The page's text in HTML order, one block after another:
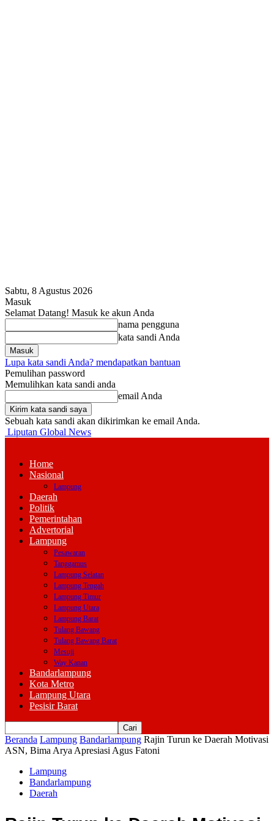
Sabtu, 8 Agustus 2026
Masuk
Selamat Datang! Masuk ke akun Anda
nama pengguna
kata sandi Anda
Lupa kata sandi Anda? mendapatkan bantuan
Pemulihan password
Memulihkan kata sandi anda
email Anda
Sebuah kata sandi akan dikirimkan ke email Anda.
Liputan Global News
Home
Nasional
Lampung
Daerah
Politik
Pemerintahan
Advertorial
Lampung
Pesawaran
Tanggamus
Lampung Selatan
Lampung Tengah
Lampung Timur
Lampung Utara
Lampung Barat
Tulang Bawang
Tulang Bawang Barat
Mesuji
Way Kanan
Bandarlampung
Kota Metro
Lampung Utara
Pesisir Barat
Beranda Lampung Bandarlampung Rajin Turun ke Daerah Motivasi
ASN, Bima Arya Apresiasi Agus Fatoni
Lampung
Bandarlampung
Daerah